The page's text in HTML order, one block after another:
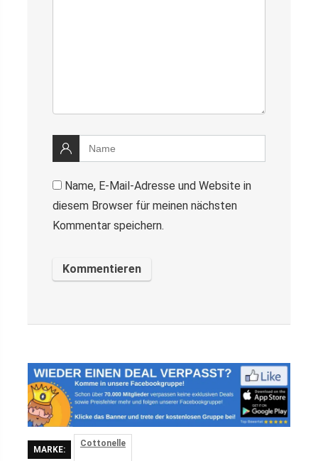
Name, E-Mail-Adresse und Website in
diesem Browser für meinen nächsten
Kommentar speichern.
MARKE:
Cottonelle